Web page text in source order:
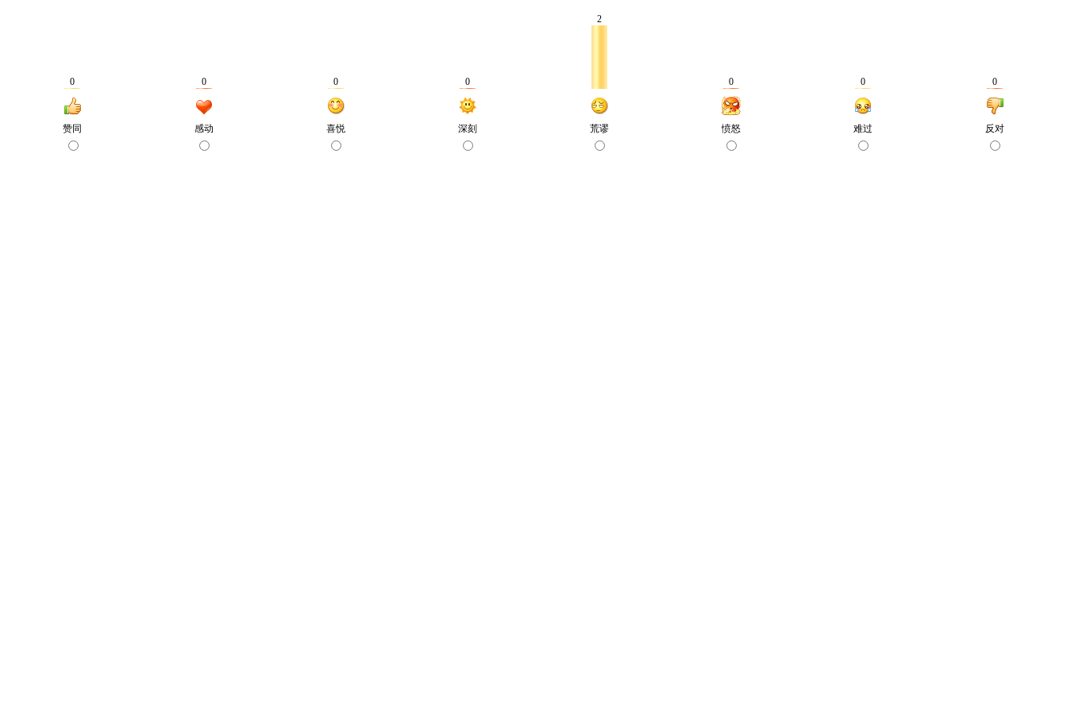
0
赞同
0
感动
0
喜悦
0
深刻
2
荒谬
0
愤怒
0
难过
0
反对